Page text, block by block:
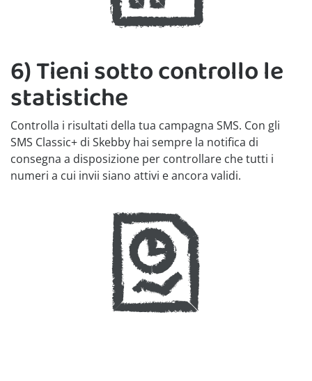
6) Tieni sotto controllo le
statistiche
Controlla i risultati della tua campagna SMS. Con gli
SMS Classic+ di Skebby hai sempre la notifica di
consegna a disposizione per controllare che tutti i
numeri a cui invii siano attivi e ancora validi.